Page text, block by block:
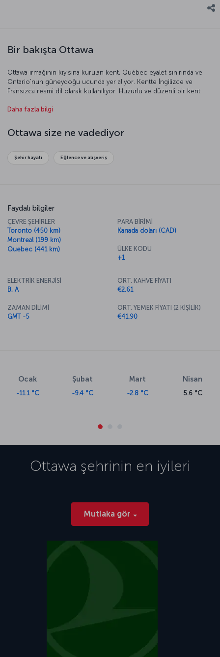
Bir bakışta Ottawa
Ottawa ırmağının kıyısına kurulan kent, Québec eyalet sınırında ve
Ontario’nun güneydoğu ucunda yer alıyor. Kentte İngilizce ve
Fransızca resmi dil olarak kullanılıyor. Huzurlu ve düzenli bir kent
arasında üst sıralarda.
Daha fazla bilgi
Ottawa size ne vadediyor
Şehir hayatı Eğlence ve alışveriş
Faydalı bilgiler
ÇEVRE ŞEHİRLER
Toronto (450 km)
Montreal (199 km)
Quebec (441 km)
PARA BİRİMİ
Kanada doları (CAD)
ÜLKE KODU
+1
ELEKTRİK ENERJİSİ
B, A
ZAMAN DİLİMİ
GMT -5
ORT. KAHVE FİYATI
€2.61
ORT. YEMEK FİYATI (2 KİŞİLİK)
€41.90
Ocak
-11.1 °C
Şubat
-9.4 °C
Mart
-2.8 °C
Nisan
5.6 °C
Ottawa şehrinin en iyileri
Mutlaka gör